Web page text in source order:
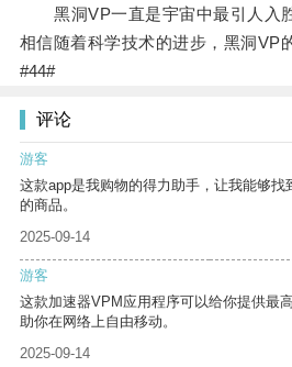
黑洞VP一直是宇宙中最引人入
相信随着科学技术的进步，黑洞VP
#44#
评论
游客
这款app是我购物的得力助手，让我能够
的商品。
2025-09-14
游客
这款加速器VPM应用程序可以给你提供最
助你在网络上自由移动。
2025-09-14